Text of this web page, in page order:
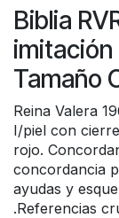
Biblia
imitación
Tamaño
Reina Valera
I/piel con
rojo.
concordancia
ayudas y
.Referencias